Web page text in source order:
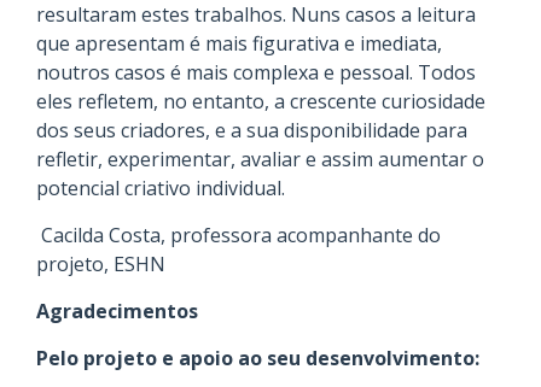
resultaram estes trabalhos. Nuns casos a leitura
que apresentam é mais figurativa e imediata,
noutros casos é mais complexa e pessoal. Todos
eles refletem, no entanto, a crescente curiosidade
dos seus criadores, e a sua disponibilidade para
refletir, experimentar, avaliar e assim aumentar o
potencial criativo individual.
Cacilda Costa, professora acompanhante do
projeto, ESHN
Agradecimentos
Pelo projeto e apoio ao seu desenvolvimento: